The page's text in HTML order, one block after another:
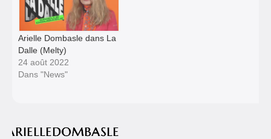
Arielle Dombasle dans La
Dalle (Melty)
24 août 2022
Dans "News"